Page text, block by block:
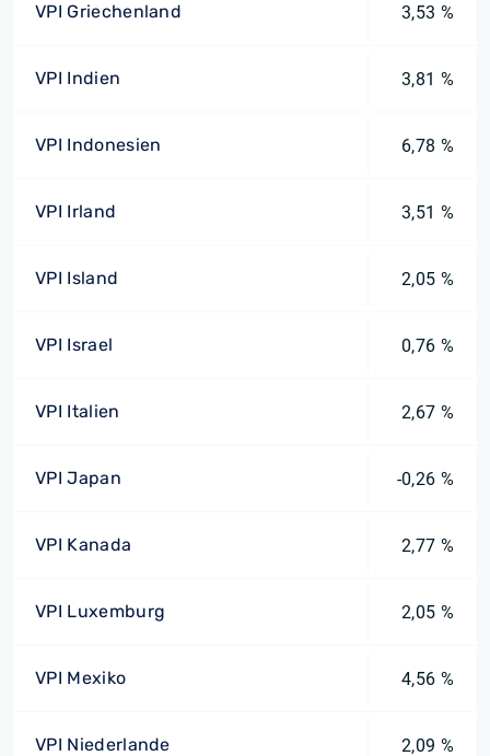
VPI Griechenland 3,53 %
VPI Indien 3,81 %
VPI Indonesien 6,78 %
VPI Irland 3,51 %
VPI Island 2,05 %
VPI Israel 0,76 %
VPI Italien 2,67 %
VPI Japan -0,26 %
VPI Kanada 2,77 %
VPI Luxemburg 2,05 %
VPI Mexiko 4,56 %
VPI Niederlande 2,09 %